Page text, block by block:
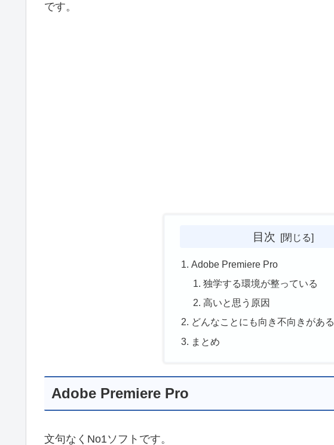
です。
目次
Adobe Premiere Pro
独学する環境が整っている
高いと思う原因
どんなことにも向き不向きがある
まとめ
Adobe Premiere Pro
文句なくNo1ソフトです。